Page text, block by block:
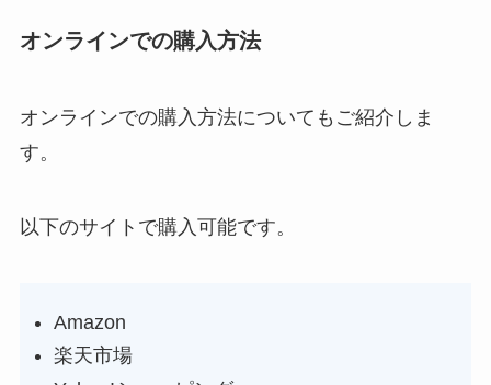
オンラインでの購入方法
オンラインでの購入方法についてもご紹介しま
す。
以下のサイトで購入可能です。
Amazon
楽天市場